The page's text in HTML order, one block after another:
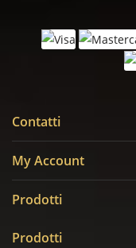
Contatti
My Account
Prodotti
Prodotti